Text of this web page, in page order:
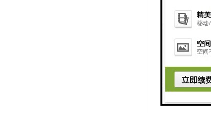
1. 灵活
2. 高速、
3. 高可靠
4. 灵活可
工程师提
5. 可靠的
购买